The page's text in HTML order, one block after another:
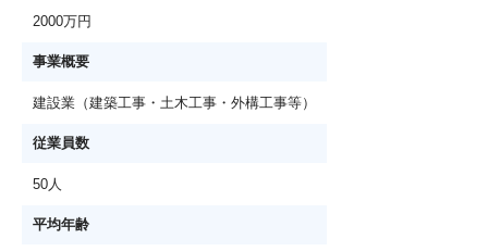
2000万円
事業概要
建設業（建築工事・土木工事・外構工事等）
従業員数
50人
平均年齢